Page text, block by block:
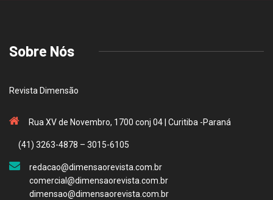
Sobre Nós
Revista Dimensão
Rua XV de Novembro, 1700 conj 04 | Curitiba -Paraná
(41) 3263-4878 – 3015-6105
redacao@dimensaorevista.com.br
comercial@dimensaorevista.com.br
dimensao@dimensaorevista.com.br